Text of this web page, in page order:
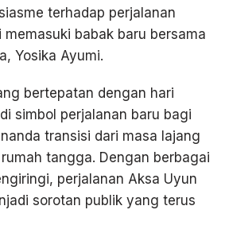
terhadap perjalanan
babak baru bersama
Yosika Ayumi.
bertepatan dengan hari
simbol perjalanan baru bagi
transisi dari masa lajang
tangga. Dengan berbagai
perjalanan Aksa Uyun
sorotan publik yang terus